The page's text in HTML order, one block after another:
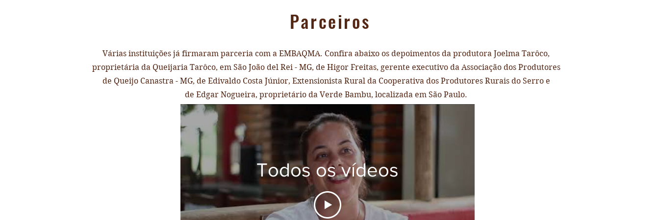
Parceiros
Várias instituições já firmaram parceria com a EMBAQMA. Confira abaixo os depoimentos da produtora Joelma Tarôco,
proprietária da Queijaria Tarôco, em São João del Rei - MG, de Higor Freitas, gerente executivo da Associação dos Produtores
de Queijo Canastra - MG, de Edivaldo Costa Júnior, Extensionista Rural da Cooperativa dos Produtores Rurais do Serro e
de Edgar Nogueira, proprietário da Verde Bambu, localizada em São Paulo.
Todos os vídeos